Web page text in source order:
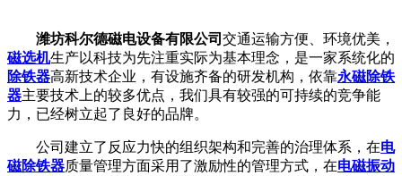
潍坊科尔德磁电设备有限公司 交通运输方便、环境优美，
磁选机生产以科技为先注重实际为基本理念，是一家系统化的
除铁器高新技术企业，有设施齐备的研发机构，依靠永磁除铁
器主要技术上的较多优点，我们具有较强的可持续的竞争能
力，已经树立起了良好的品牌。
公司建立了反应力快的组织架构和完善的治理体系，在电
磁除铁器质量管理方面采用了激励性的管理方式，在电磁振动